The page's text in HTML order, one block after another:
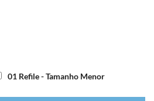
01 Refile - Tamanho Menor